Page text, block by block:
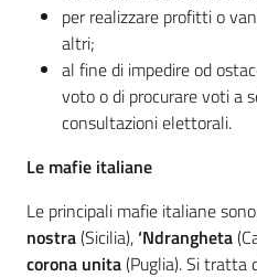
La
Camera
Seguici
per realizzare profitti o
altri;
al fine di impedire od
voto o di procurare voti a
consultazioni elettorali.
Le mafie italiane
Le principali mafie italiane
nostra(Sicilia),‘Ndrangheta
corona unita(Puglia). Si tratta